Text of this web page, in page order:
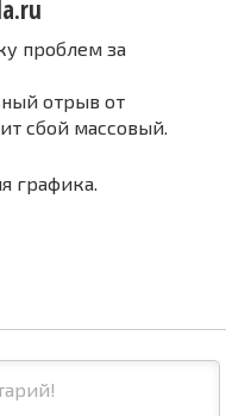
проблем за
отрыв от
сбой массовый.
графика.